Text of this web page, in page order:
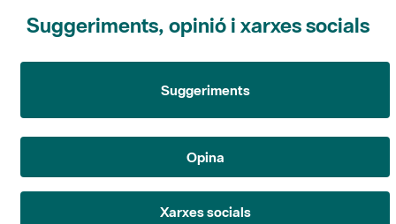
Suggeriments, opinió i xarxes socials
Suggeriments
Opina
Xarxes socials